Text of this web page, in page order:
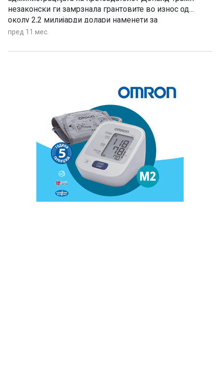
незаконски ги замрзнала грантовите во износ од
околу 2,2 милијарди долари наменети за
Универзитетот Харвард и дека повеќе не смее да го
престижната институција од Бршленовата лига.
пред 11 мес.